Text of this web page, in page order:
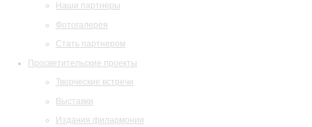
Наши партнеры
Фотогалерея
Стать партнером
Просветительские проекты
Творческие встречи
Выставки
Издания филармонии